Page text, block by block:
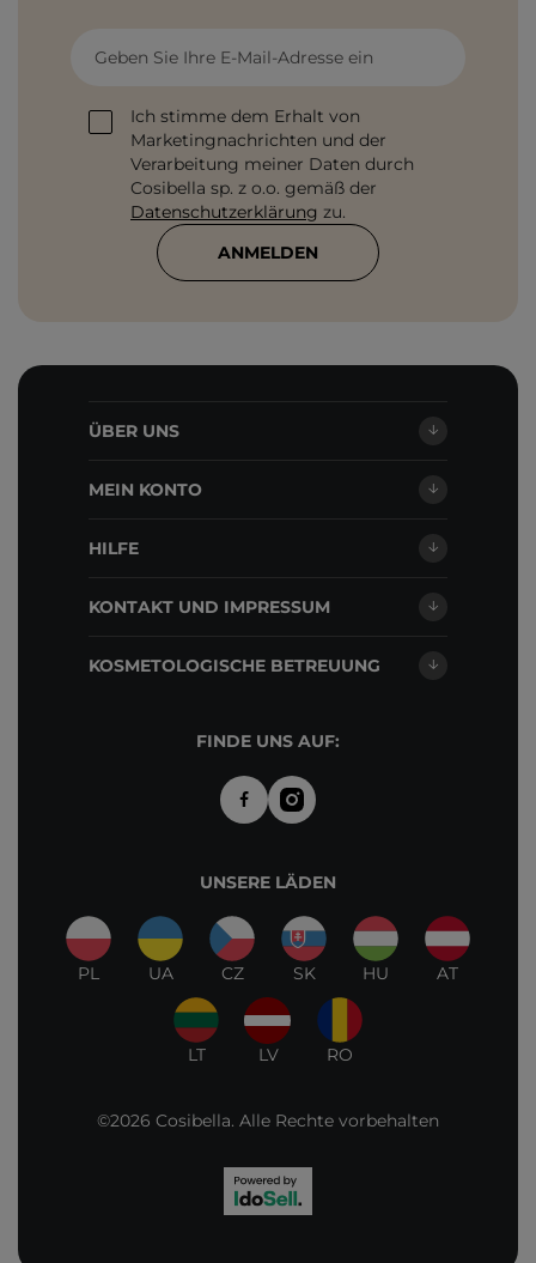
Geben Sie Ihre E-Mail-Adresse ein
Ich stimme dem Erhalt von
Marketingnachrichten und der
Verarbeitung meiner Daten durch
Cosibella sp. z o.o. gemäß der
Datenschutzerklärung zu.
ANMELDEN
ÜBER UNS
MEIN KONTO
HILFE
KONTAKT UND IMPRESSUM
KOSMETOLOGISCHE BETREUUNG
FINDE UNS AUF:
UNSERE LÄDEN
PL UA CZ SK HU AT
LT LV RO
©2026 Cosibella. Alle Rechte vorbehalten